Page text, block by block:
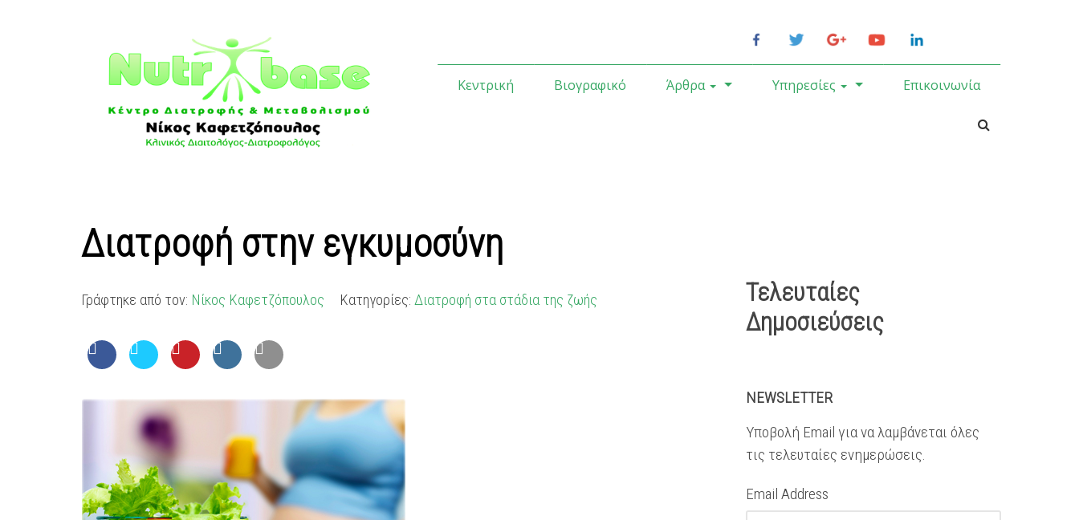
Κεντρική Βιογραφικό Άρθρα Υπηρεσίες Επικοινωνία
Διατροφή στην εγκυμοσύνη
Γράφτηκε από τον: Νίκος Καφετζόπουλος Κατηγορίες: Διατροφή στα στάδια της ζωής
Τελευταίες
Δημοσιεύσεις
NEWSLETTER
Υποβολή Email για να λαμβάνεται όλες
τις τελευταίες ενημερώσεις.
Email Address